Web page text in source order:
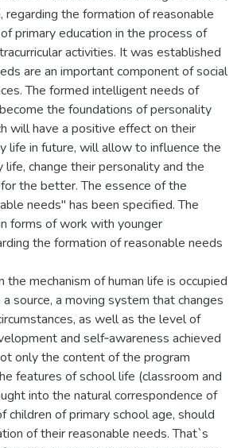
regarding the formation of reasonable
primary education in the process of
activities. It was established
are an important component of social
The formed intelligent needs of
the foundations of personality
will have a positive effect on their
life in future, will allow to influence the
change their personality and the
the better. The essence of the
needs" has been specified. The
forms of work with younger
the formation of reasonable needs
the mechanism of human life is occupied
source, a moving system that changes
as well as the level of
and self‐awareness achieved
only the content of the program
features of school life (classroom and
into the natural correspondence of
of primary school age, should
of their reasonable needs. That`s